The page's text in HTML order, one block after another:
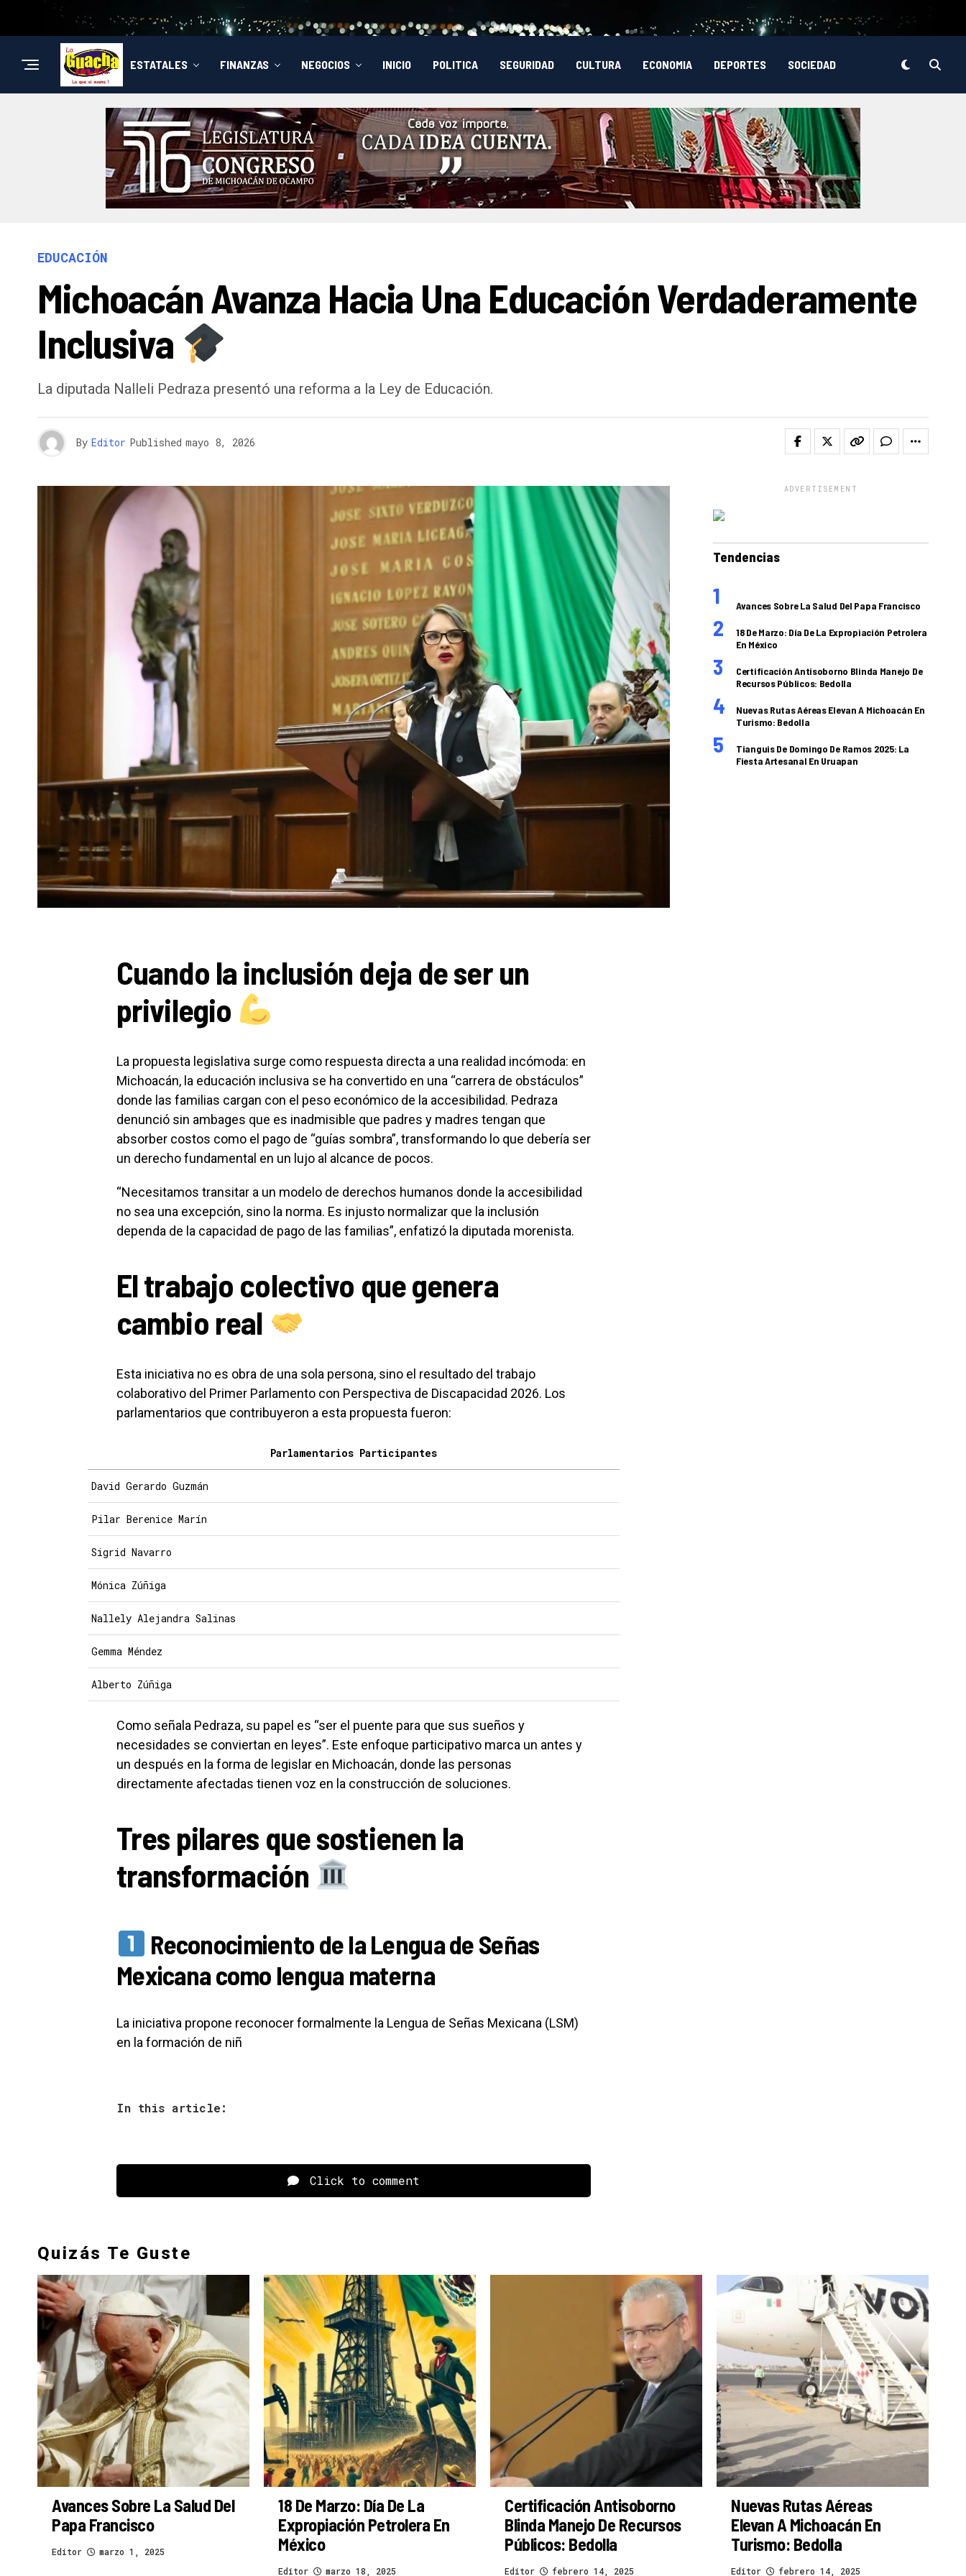
ESTATALES FINANZAS NEGOCIOS INICIO POLITICA SEGURIDAD CULTURA ECONOMIA DEPORTES SOCIEDAD
EDUCACIÓN
Michoacán Avanza Hacia Una Educación Verdaderamente
Inclusiva
La diputada Nalleli Pedraza presentó una reforma a la Ley de Educación.
By Editor Published mayo 8, 2026
Cuando la inclusión deja de ser un
privilegio
La propuesta legislativa surge como respuesta directa a una realidad incómoda: en
Michoacán, la educación inclusiva se ha convertido en una “carrera de obstáculos”
donde las familias cargan con el peso económico de la accesibilidad. Pedraza
denunció sin ambages que es inadmisible que padres y madres tengan que
absorber costos como el pago de “guías sombra”, transformando lo que debería ser
un derecho fundamental en un lujo al alcance de pocos.
“Necesitamos transitar a un modelo de derechos humanos donde la accesibilidad
no sea una excepción, sino la norma. Es injusto normalizar que la inclusión
dependa de la capacidad de pago de las familias”, enfatizó la diputada morenista.
El trabajo colectivo que genera
cambio real
Esta iniciativa no es obra de una sola persona, sino el resultado del trabajo
colaborativo del Primer Parlamento con Perspectiva de Discapacidad 2026. Los
parlamentarios que contribuyeron a esta propuesta fueron:
Parlamentarios Participantes
David Gerardo Guzmán
Pilar Berenice Marín
Sigrid Navarro
Mónica Zúñiga
Nallely Alejandra Salinas
Gemma Méndez
Alberto Zúñiga
Como señala Pedraza, su papel es “ser el puente para que sus sueños y
necesidades se conviertan en leyes”. Este enfoque participativo marca un antes y
un después en la forma de legislar en Michoacán, donde las personas
directamente afectadas tienen voz en la construcción de soluciones.
Tres pilares que sostienen la
transformación
Reconocimiento de la Lengua de Señas
Mexicana como lengua materna
La iniciativa propone reconocer formalmente la Lengua de Señas Mexicana (LSM)
en la formación de niñ
In this article:
Click to comment
ADVERTISEMENT
Tendencias
Avances Sobre La Salud Del Papa Francisco
18 De Marzo: Día De La Expropiación Petrolera
En México
Certificación Antisoborno Blinda Manejo De
Recursos Públicos: Bedolla
Nuevas Rutas Aéreas Elevan A Michoacán En
Turismo: Bedolla
Tianguis De Domingo De Ramos 2025: La
Fiesta Artesanal En Uruapan
Quizás Te Guste
Avances Sobre La Salud Del
Papa Francisco
Editor marzo 1, 2025
18 De Marzo: Día De La
Expropiación Petrolera En
México
Editor marzo 18, 2025
Certificación Antisoborno
Blinda Manejo De Recursos
Públicos: Bedolla
Editor febrero 14, 2025
Nuevas Rutas Aéreas
Elevan A Michoacán En
Turismo: Bedolla
Editor febrero 14, 2025